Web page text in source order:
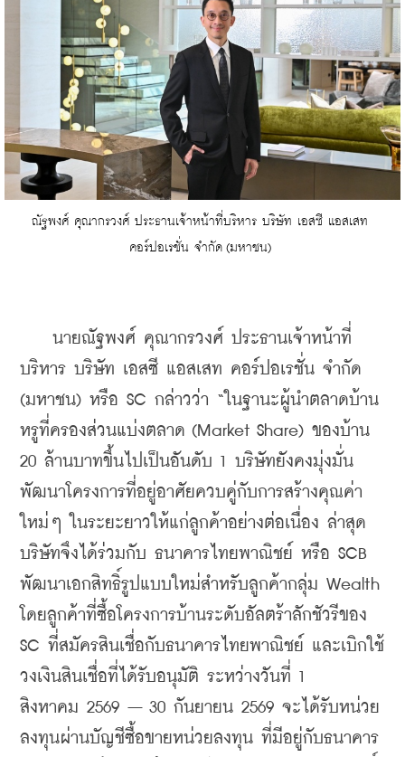
ณัฐพงศ์ คุณากรวงศ์ ประธานเจ้าหน้าที่บริหาร บริษัท เอสซี แอสเสท
คอร์ปอเรชั่น จำกัด (มหาชน)
นายณัฐพงศ์ คุณากรวงศ์ ประธานเจ้าหน้าที่
บริหาร บริษัท เอสซี แอสเสท คอร์ปอเรชั่น จำกัด
(มหาชน) หรือ SC กล่าวว่า “ในฐานะผู้นำตลาดบ้าน
หรูที่ครองส่วนแบ่งตลาด (Market Share) ของบ้าน
20 ล้านบาทขึ้นไปเป็นอันดับ 1 บริษัทยังคงมุ่งมั่น
พัฒนาโครงการที่อยู่อาศัยควบคู่กับการสร้างคุณค่า
ใหม่ๆ ในระยะยาวให้แก่ลูกค้าอย่างต่อเนื่อง ล่าสุด
บริษัทจึงได้ร่วมกับ ธนาคารไทยพาณิชย์ หรือ SCB
พัฒนาเอกสิทธิ์รูปแบบใหม่สำหรับลูกค้ากลุ่ม Wealth
โดยลูกค้าที่ซื้อโครงการบ้านระดับอัลตร้าลักชัวรีของ
SC ที่สมัครสินเชื่อกับธนาคารไทยพาณิชย์ และเบิกใช้
วงเงินสินเชื่อที่ได้รับอนุมัติ ระหว่างวันที่ 1
สิงหาคม 2569 – 30 กันยายน 2569 จะได้รับหน่วย
ลงทุนผ่านบัญชีซื้อขายหน่วยลงทุน ที่มีอยู่กับธนาคาร